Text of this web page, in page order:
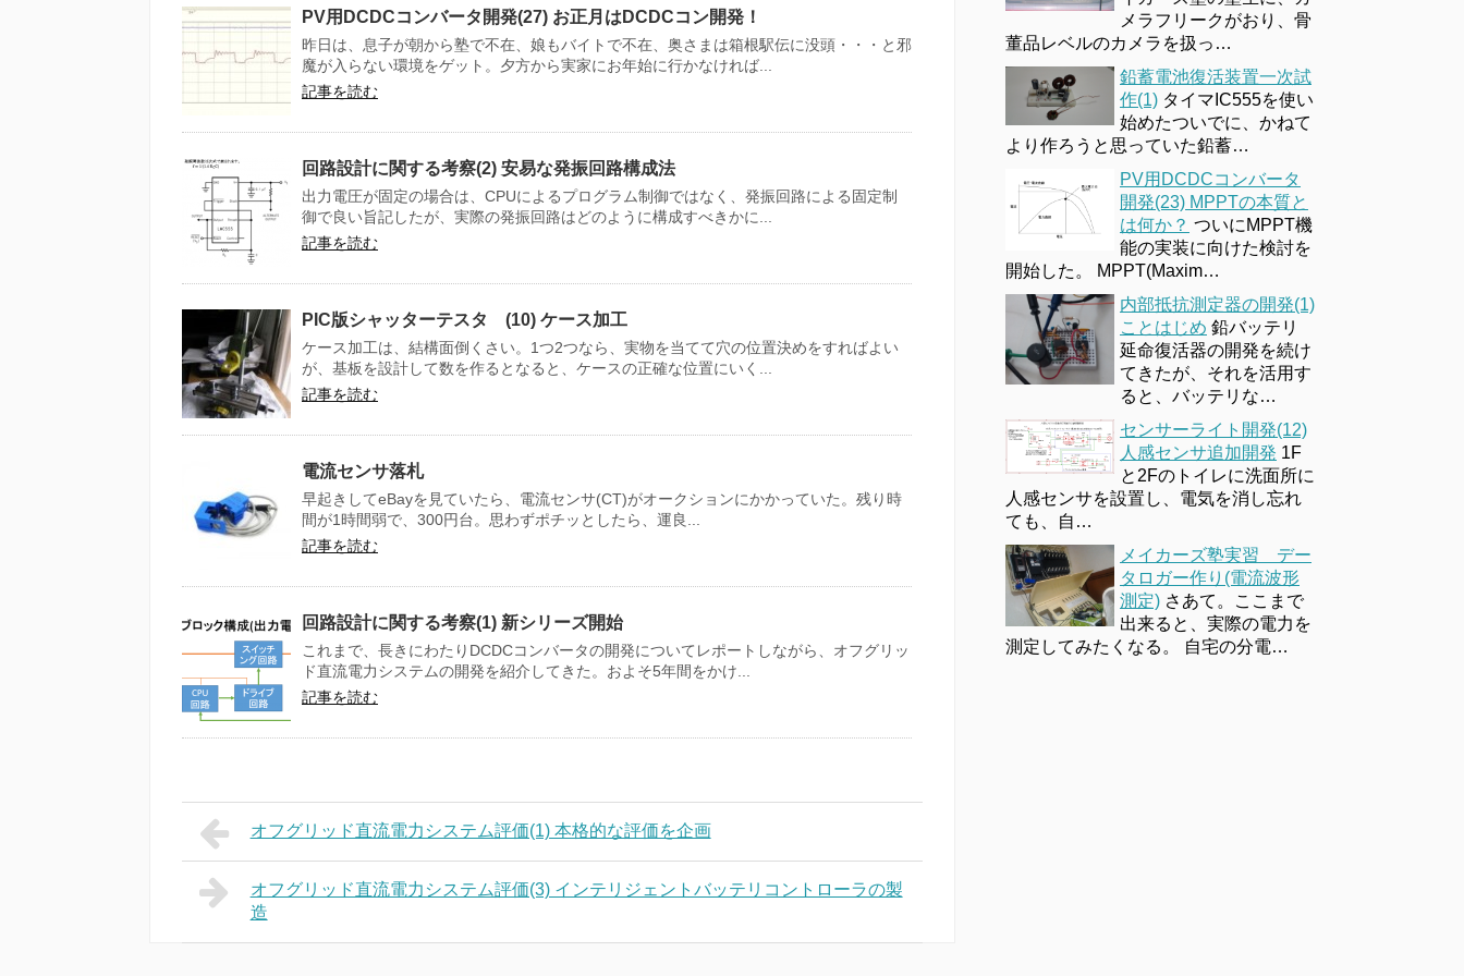
PV用DCDCコンバータ開発(27) お正月はDCDCコン開発！
昨日は、息子が朝から塾で不在、娘もバイトで不在、奥さまは箱根駅伝に没頭・・・と邪
魔が入らない環境をゲット。夕方から実家にお年始に行かなければ...
記事を読む
回路設計に関する考察(2) 安易な発振回路構成法
出力電圧が固定の場合は、CPUによるプログラム制御ではなく、発振回路による固定制
御で良い旨記したが、実際の発振回路はどのように構成すべきかに...
記事を読む
PIC版シャッターテスタ (10) ケース加工
ケース加工は、結構面倒くさい。1つ2つなら、実物を当てて穴の位置決めをすればよい
が、基板を設計して数を作るとなると、ケースの正確な位置にいく...
記事を読む
電流センサ落札
早起きしてeBayを見ていたら、電流センサ(CT)がオークションにかかっていた。残り時
間が1時間弱で、300円台。思わずポチッとしたら、運良...
記事を読む
回路設計に関する考察(1) 新シリーズ開始
これまで、長きにわたりDCDCコンバータの開発についてレポートしながら、オフグリッ
ド直流電力システムの開発を紹介してきた。およそ5年間をかけ...
記事を読む
オフグリッド直流電力システム評価(1) 本格的な評価を企画
オフグリッド直流電力システム評価(3) インテリジェントバッテリコントローラの製
造
メラフリークがおり、骨
董品レベルのカメラを扱っ…
鉛蓄電池復活装置一次試
作(1) タイマIC555を使い
始めたついでに、かねて
より作ろうと思っていた鉛蓄…
PV用DCDCコンバータ
開発(23) MPPTの本質と
は何か？ ついにMPPT機
能の実装に向けた検討を
開始した。 MPPT(Maxim…
内部抵抗測定器の開発(1)
ことはじめ 鉛バッテリ
延命復活器の開発を続け
てきたが、それを活用す
ると、バッテリな…
センサーライト開発(12)
人感センサ追加開発 1F
と2Fのトイレに洗面所に
人感センサを設置し、電気を消し忘れ
ても、自…
メイカーズ塾実習 デー
タロガー作り(電流波形
測定) さあて。ここまで
出来ると、実際の電力を
測定してみたくなる。 自宅の分電…